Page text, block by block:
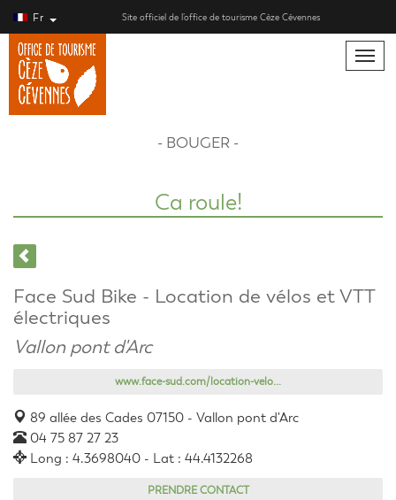
Fr Site officiel de l’office de tourisme Cèze Cévennes
Toggle
- BOUGER -
Ca roule!
Face Sud Bike - Location de vélos et VTT
électriques
Vallon pont d'Arc
www.face-sud.com/location-velo...
89 allée des Cades 07150 - Vallon pont d'Arc
04 75 87 27 23
Long : 4.3698040 - Lat : 44.4132268
PRENDRE CONTACT